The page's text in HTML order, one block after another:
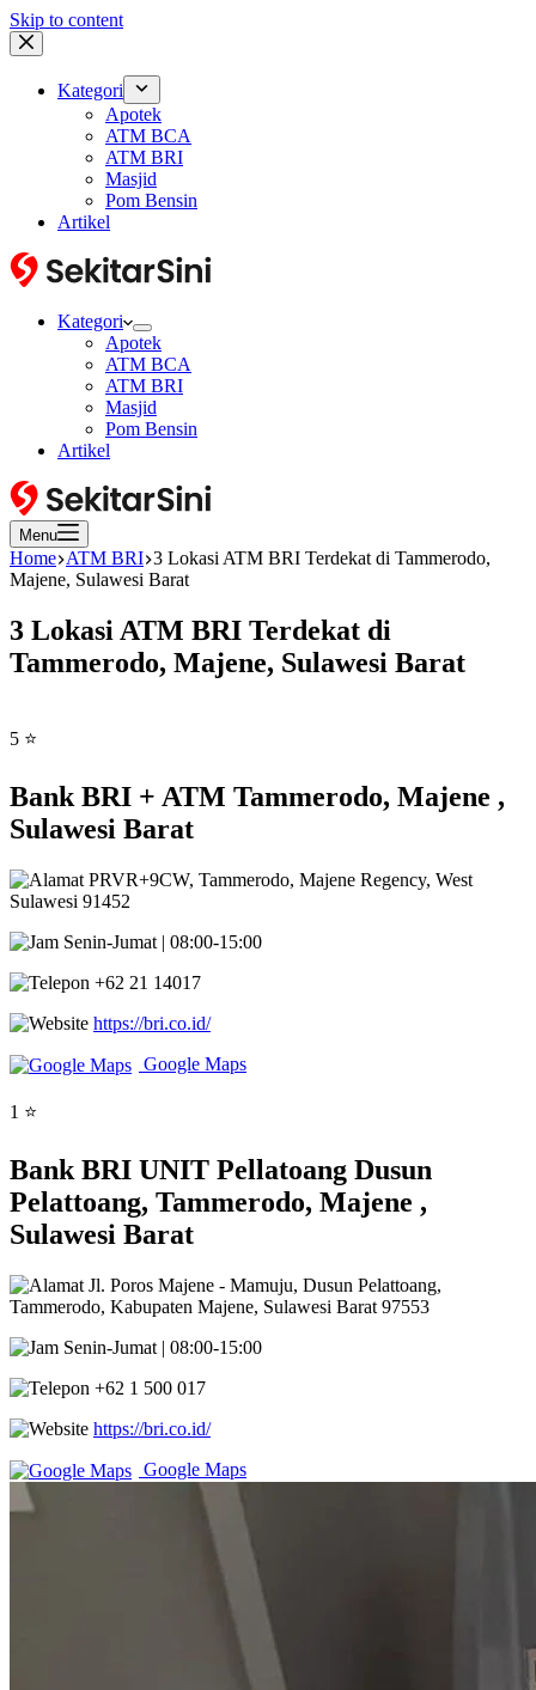
Skip to content
Kategori
Apotek
ATM BCA
ATM BRI
Masjid
Pom Bensin
Artikel
Kategori
Apotek
ATM BCA
ATM BRI
Masjid
Pom Bensin
Artikel
Menu
Home ATM BRI 3 Lokasi ATM BRI Terdekat di Tammerodo,
Majene, Sulawesi Barat
3 Lokasi ATM BRI Terdekat di
Tammerodo, Majene, Sulawesi Barat
5 ⭐
Bank BRI + ATM Tammerodo, Majene ,
Sulawesi Barat
PRVR+9CW, Tammerodo, Majene Regency, West
Sulawesi 91452
Senin-Jumat | 08:00-15:00
+62 21 14017
https://bri.co.id/
Google Maps
1 ⭐
Bank BRI UNIT Pellatoang Dusun
Pelattoang, Tammerodo, Majene ,
Sulawesi Barat
Jl. Poros Majene - Mamuju, Dusun Pelattoang,
Tammerodo, Kabupaten Majene, Sulawesi Barat 97553
Senin-Jumat | 08:00-15:00
+62 1 500 017
https://bri.co.id/
Google Maps